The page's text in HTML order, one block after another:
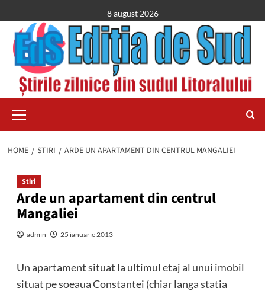
to
content
8 august 2026
Menu
HOME STIRI ARDE UN APARTAMENT DIN CENTRUL MANGALIEI
Stiri
Arde un apartament din centrul
Mangaliei
admin 25 ianuarie 2013
Un apartament situat la ultimul etaj al unui imobil
situat pe soeaua Constantei (chiar langa statia